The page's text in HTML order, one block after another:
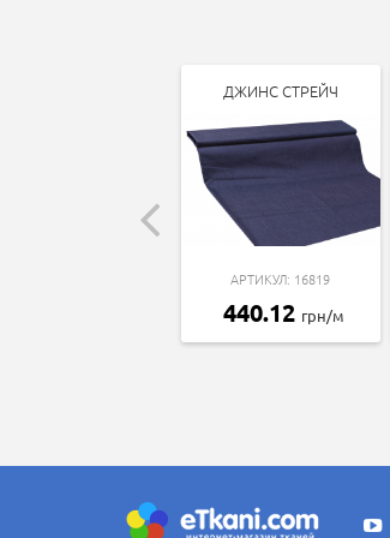
ДЖИНС СТРЕЙЧ
АРТИКУЛ: 16819
440.12 грн/м